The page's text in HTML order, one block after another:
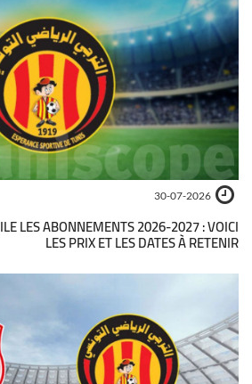
30-07-2026
LES ABONNEMENTS 2026-2027 : VOICI
LES PRIX ET LES DATES À RETENIR